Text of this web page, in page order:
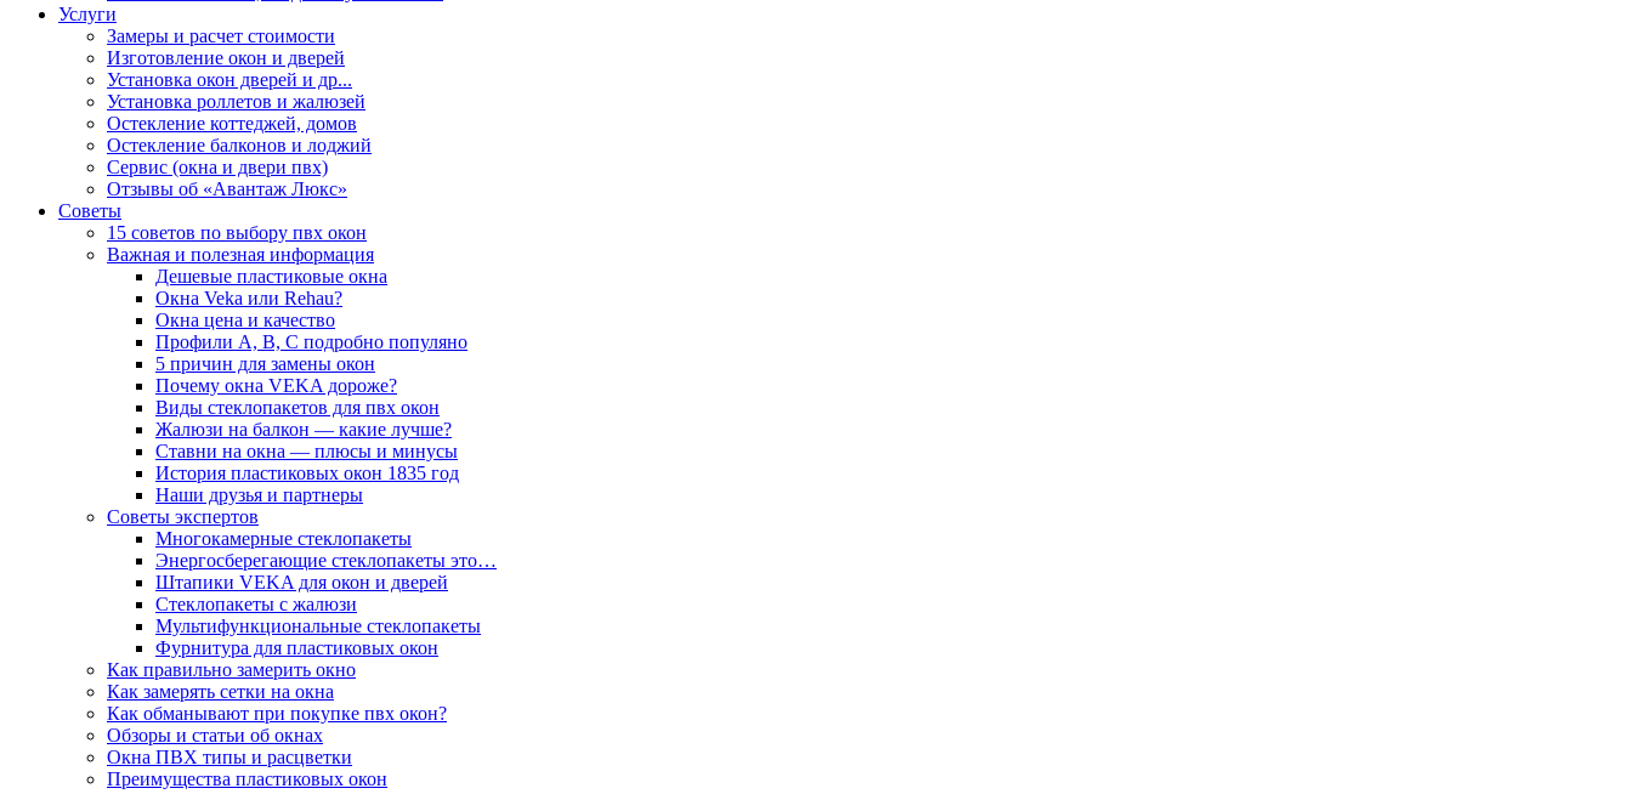
Услуги
Замеры и расчет стоимости
Изготовление окон и дверей
Установка окон дверей и др...
Установка роллетов и жалюзей
Остекление коттеджей, домов
Остекление балконов и лоджий
Сервис (окна и двери пвх)
Отзывы об «Авантаж Люкс»
Советы
15 советов по выбору пвх окон
Важная и полезная информация
Дешевые пластиковые окна
Окна Veka или Rehau?
Окна цена и качество
Профили А, В, С подробно популяно
5 причин для замены окон
Почему окна VEKA дороже?
Виды стеклопакетов для пвх окон
Жалюзи на балкон — какие лучше?
Ставни на окна — плюсы и минусы
История пластиковых окон 1835 год
Наши друзья и партнеры
Советы экспертов
Многокамерные стеклопакеты
Энергосберегающие стеклопакеты это…
Штапики VEKA для окон и дверей
Стеклопакеты с жалюзи
Мультифункциональные стеклопакеты
Фурнитура для пластиковых окон
Как правильно замерить окно
Как замерять сетки на окна
Как обманывают при покупке пвх окон?
Обзоры и статьи об окнах
Окна ПВХ типы и расцветки
Преимущества пластиковых окон